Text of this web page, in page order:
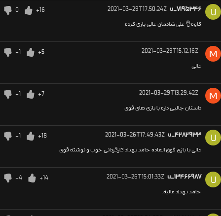
U u_۷۱۹۵۳۴۶ 2021-03-29T17:50:24Z
+16
0
کاوه👌 علی شادمان عالی بازی کرده
M
2021-03-29T15:12:16Z
+5
-1
عالی
M
2021-03-29T13:29:42Z
+7
-1
داستان جالبی داره با بازی های قوی
U u_۴۲۸۲۹۳۳ 2021-03-26T17:49:43Z
+18
-1
عالی با بازی فوق العاده حامد بهداد کارگردانی خوب و نوشته قوی
U u_۱۳۴۶۶۹۸۷ 2021-03-26T15:01:33Z
+14
-4
حامد بهداد عالیه.